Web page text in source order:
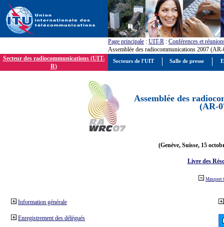
Page principale : UIT-R : Conférences et
Assemblée des radiocommunications 2007
Secteur des radiocommunications (UIT-
R)
Assemblée des
(AR-
(Genève, Suisse, 15
Livre des
Masquer
Information générale
Enregistrement des délégués
Secteurs de l'UIT Salle de presse